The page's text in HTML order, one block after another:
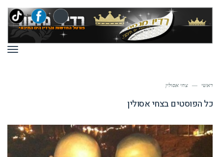
ראשי — צחי אסולין
כל הפוסטים בצחי אסולין